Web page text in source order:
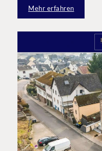
Mehr erfahren